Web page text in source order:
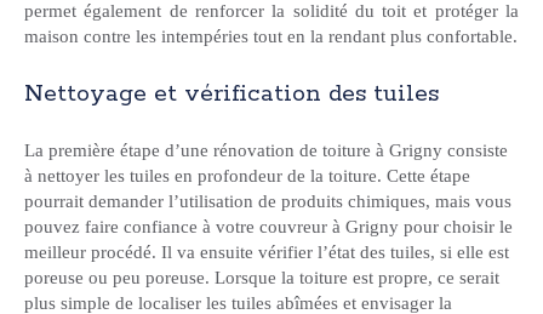
permet également de renforcer la solidité du toit et protéger la
maison contre les intempéries tout en la rendant plus confortable.
Nettoyage et vérification des tuiles
La première étape d’une rénovation de toiture à Grigny consiste
à nettoyer les tuiles en profondeur de la toiture. Cette étape
pourrait demander l’utilisation de produits chimiques, mais vous
pouvez faire confiance à votre couvreur à Grigny pour choisir le
meilleur procédé. Il va ensuite vérifier l’état des tuiles, si elle est
poreuse ou peu poreuse. Lorsque la toiture est propre, ce serait
plus simple de localiser les tuiles abîmées et envisager la